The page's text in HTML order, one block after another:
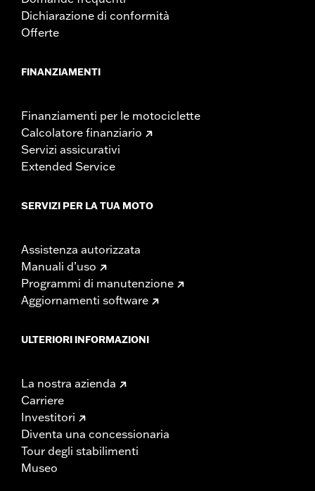
Dichiarazione di conformità
Offerte
FINANZIAMENTI
Finanziamenti per le motociclette
Calcolatore finanziario
Servizi assicurativi
Extended Service
SERVIZI PER LA TUA MOTO
Assistenza autorizzata
Manuali d’uso
Programmi di manutenzione
Aggiornamenti software
ULTERIORI INFORMAZIONI
La nostra azienda
Carriere
Investitori
Diventa una concessionaria
Tour degli stabilimenti
Museo